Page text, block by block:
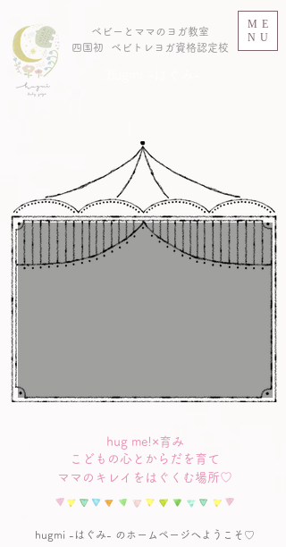
ベビーとママのヨガ教室
​四国初 ベビトレヨガ資格認定校
ME
NU
hug me!×育み
こどもの心とからだを育て
​ママのキレイをはぐくむ場所♡
hugmi -はぐみ- のホームページへようこそ♡